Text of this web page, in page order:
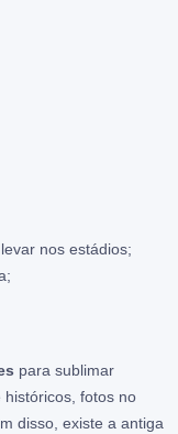
nos estádios;
para sublimar
fotos no
disso, existe a antiga